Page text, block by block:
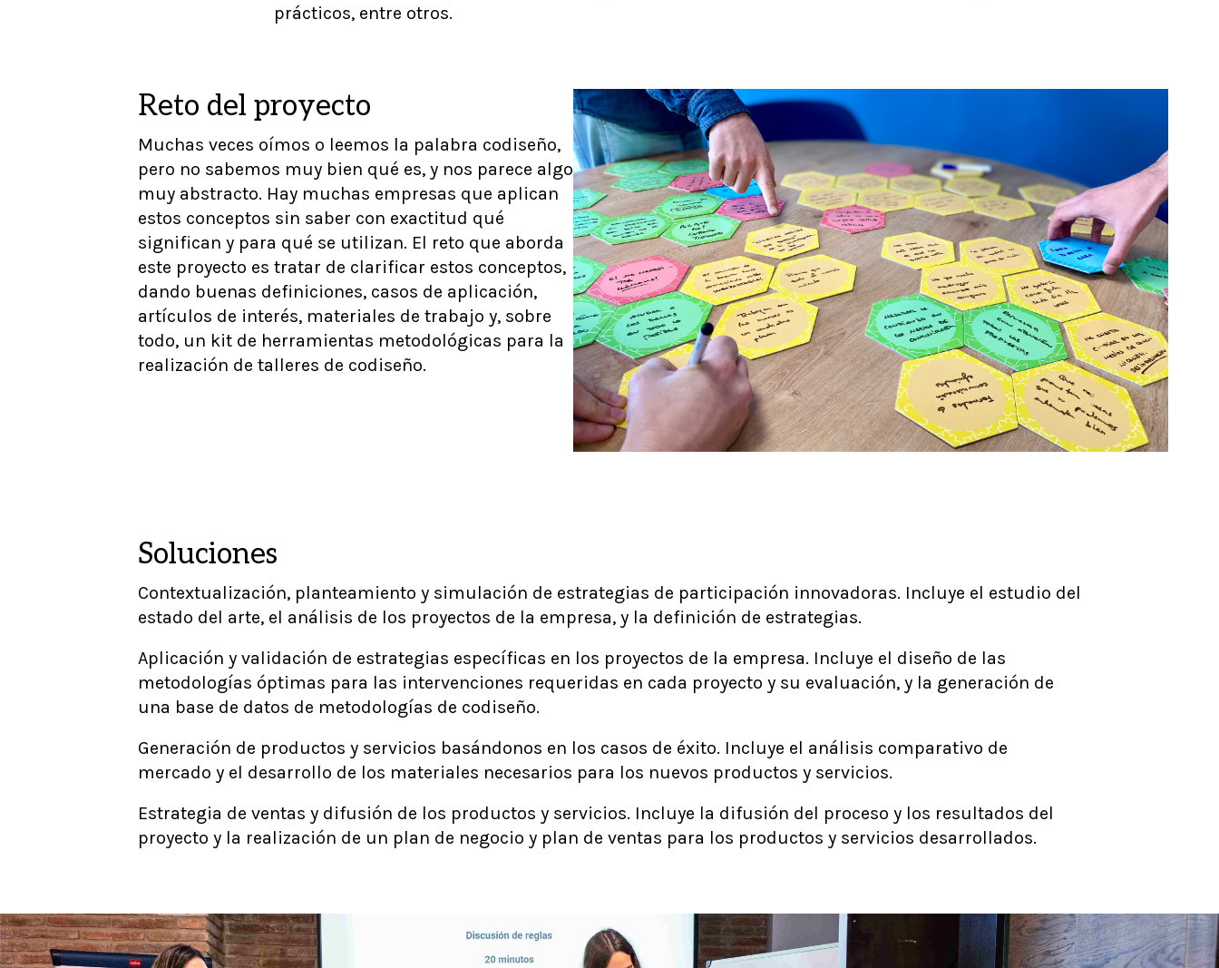
prácticos, entre otros.
Reto del proyecto
Muchas veces oímos o leemos la palabra codiseño,
pero no sabemos muy bien qué es, y nos parece algo
muy abstracto. Hay muchas empresas que aplican
estos conceptos sin saber con exactitud qué
significan y para qué se utilizan. El reto que aborda
este proyecto es tratar de clarificar estos conceptos,
dando buenas definiciones, casos de aplicación,
artículos de interés, materiales de trabajo y, sobre
todo, un kit de herramientas metodológicas para la
realización de talleres de codiseño.
Soluciones
Contextualización, planteamiento y simulación de estrategias de participación innovadoras. Incluye el estudio del
estado del arte, el análisis de los proyectos de la empresa, y la definición de estrategias.
Aplicación y validación de estrategias específicas en los proyectos de la empresa. Incluye el diseño de las
metodologías óptimas para las intervenciones requeridas en cada proyecto y su evaluación, y la generación de
una base de datos de metodologías de codiseño.
Generación de productos y servicios basándonos en los casos de éxito. Incluye el análisis comparativo de
mercado y el desarrollo de los materiales necesarios para los nuevos productos y servicios.
Estrategia de ventas y difusión de los productos y servicios. Incluye la difusión del proceso y los resultados del
proyecto y la realización de un plan de negocio y plan de ventas para los productos y servicios desarrollados.